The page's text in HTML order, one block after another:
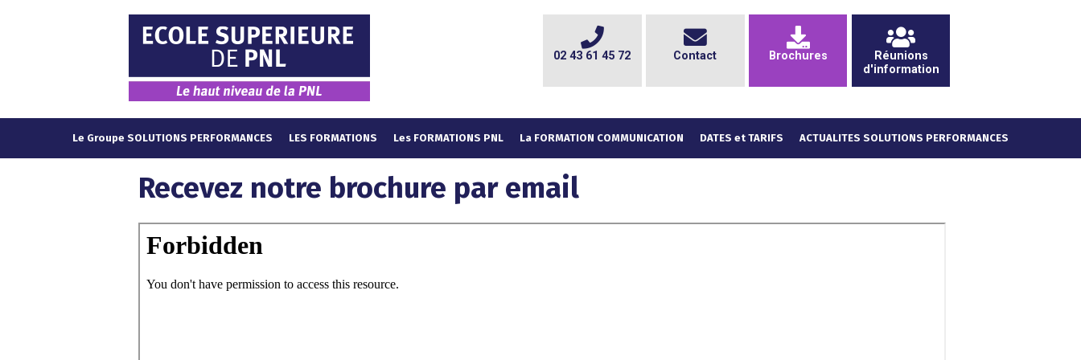
Réunions
d'information
Brochures
Contact
02 43 61 45 72
Le Groupe SOLUTIONS PERFORMANCES LES FORMATIONS Les FORMATIONS PNL La FORMATION COMMUNICATION DATES et TARIFS ACTUALITES SOLUTIONS PERFORMANCES
Recevez notre brochure par email